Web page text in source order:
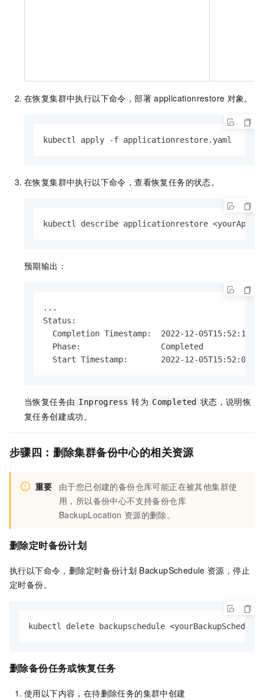
在恢复集群中执行以下命令，部署 applicationrestore 对象。
kubectl apply -f applicationrestore.yaml
在恢复集群中执行以下命令，查看恢复任务的状态。
kubectl describe applicationrestore
预期输出：
...
Status:
  Completion Timestamp:  2022-12-05T15:52:19Z
  Phase:                 Completed
  Start Timestamp:       2022-12-05T15:52:09Z
当恢复任务由 Inprogress 转为 Completed 状态，说明恢
复任务创建成功。
步骤四：删除集群备份中心的相关资源
重要
由于您已创建的备份仓库可能正在被其他集群使
用，所以备份中心不支持备份仓库
BackupLocation 资源的删除。
删除定时备份计划
执行以下命令，删除定时备份计划 BackupSchedule 资源，停止
定时备份。
kubectl delete backupschedule
删除备份任务或恢复任务
使用以下内容，在待删除任务的集群中创建